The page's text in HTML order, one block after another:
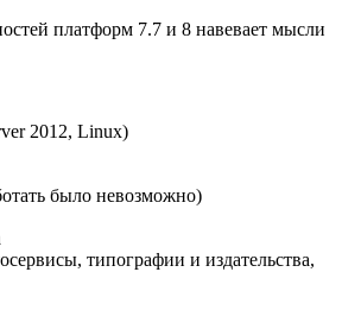
платформ 7.7 и 8 навевает мысли
2012, Linux)
было невозможно)
типографии и издательства,